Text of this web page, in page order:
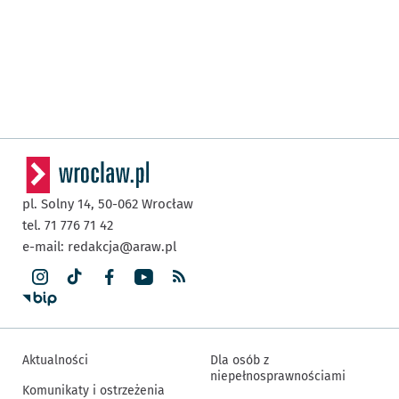
pl. Solny 14, 50-062 Wrocław
tel. 71 776 71 42
e-mail: redakcja@araw.pl
Aktualności
Komunikaty i ostrzeżenia
Dla osób z
niepełnosprawnościami